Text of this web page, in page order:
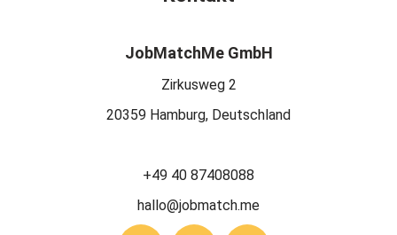
JobMatchMe GmbH
Zirkusweg 2
20359 Hamburg, Deutschland
+49 40 87408088
hallo@jobmatch.me